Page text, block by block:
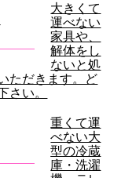
大きくて
運べない
家具や、
解体をし
ないと処
ただきます。ど
さい。
重くて運
べない大
型の冷蔵
庫・洗濯